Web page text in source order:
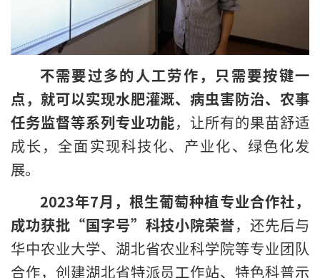
不需要过多的人工劳作，只需要按键一
点，就可以实现水肥灌溉、病虫害防治、农事
任务监督等系列专业功能，让所有的果苗舒适
成长，全面实现科技化、产业化、绿色化发
展。
2023年7月，根生葡萄种植专业合作社，
成功获批“国字号”科技小院荣誉，还先后与
华中农业大学、湖北省农业科学院等专业团队
合作，创建湖北省特派员工作站、特色科普示